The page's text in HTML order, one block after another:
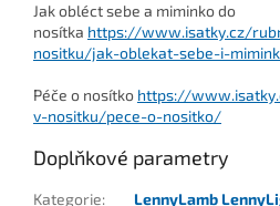
Jak obléct sebe a miminko do
nosítka https://www.isatky.cz/
nositku/jak-oblekat-sebe-i-
Péče o nosítko https://
v-nositku/pece-o-nositko/
Doplňkové parametry
Kategorie:
LennyLamb